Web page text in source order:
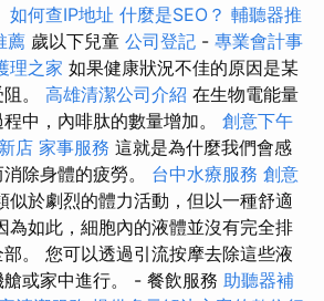
如何查IP地址 什麼是SEO？ 輔聽器推
薦 歲以下兒童 公司登記 - 專業會計事
理之家 如果健康狀況不佳的原因是某
。 高雄清潔公司介紹 在生物電能量
中，內啡肽的數量增加。 創意下午
店 家事服務 這就是為什麼我們會感
除身體的疲勞。 台中水療服務 創意
似於劇烈的體力活動，但以一種舒適
為如此，細胞內的液體並沒有完全排
。 您可以透過引流按摩去除這些液
或家中進行。 - 餐飲服務 助聽器補